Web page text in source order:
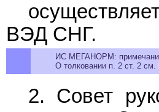
ВЭД СНГ.
ИС МЕГАНОРМ:
О толковании п. 2 ст. 2 см.
2. Совет